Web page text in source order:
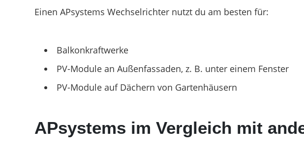
Einen APsystems Wechselrichter nutzt du am besten für:
Balkonkraftwerke
PV-Module an Außenfassaden, z. B. unter einem Fenster
PV-Module auf Dächern von Gartenhäusern
APsystems im Vergleich mit